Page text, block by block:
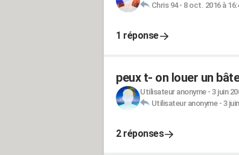
Chris 94- 8 oct. 2016 à
1 réponse
peux t- on louer un
Utilisateur anonyme- 3 juin
Utilisateur anonyme- 3
2 réponses